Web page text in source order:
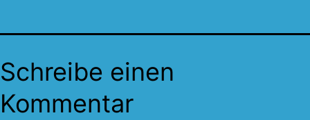
Schreibe einen
Kommentar